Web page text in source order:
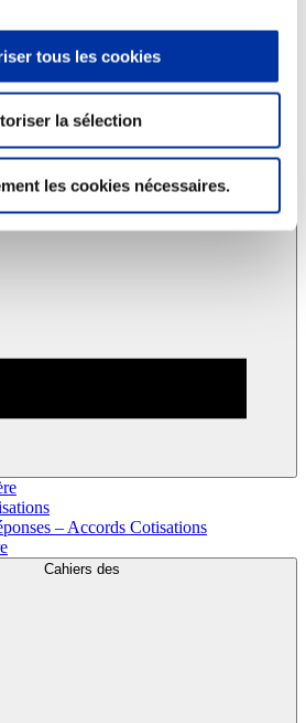
tous les cookies
la sélection
les cookies nécessaires.
sanitaire
et santé
et attractivité des métiers
Accords
– Accords Cotisations
Cahiers des